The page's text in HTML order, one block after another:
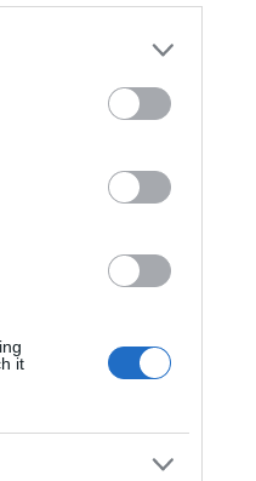
it
er altså
helg.